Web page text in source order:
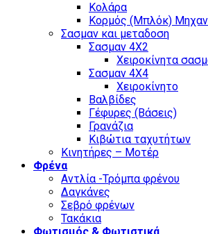
Κολάρα
Κορμός (Μπλόκ)
Σασμαν και μεταδοση
Σασμαν 4Χ2
Χειροκίνητα
Σασμαν 4Χ4
Χειροκίνητο
Βαλβίδες
Γέφυρες (Βάσεις)
Γρανάζια
Κιβώτια ταχυτήτων
Κινητήρες – Μοτέρ
Φρένα
Αντλία -Τρόμπα φρένου
Δαγκάνες
Σεβρό φρένων
Τακάκια